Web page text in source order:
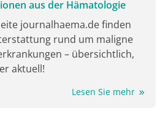
aus der Hämatologie
journalhaema.de finden
rund um maligne
– übersichtlich,
aktuell!
Lesen Sie mehr